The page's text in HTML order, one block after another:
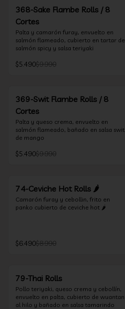
368-Sake Flambe Rolls / 8
Cortes
Palta y camarón furay, envuelto en
salmón flameado, cubierto en tartar de
salmón spicy y salsa teriyaki
$5.490$9.990
369-Swit Flambe Rolls / 8
Cortes
Palta y queso crema, envuelto en
salmón flameado, bañado en salsa swit
de mango
$5.490$9.990
74-Ceviche Hot Rolls 🌶️
Camarón furay y cebollin, frito en
panko cubierto de ceviche hot 🌶️
$6.490$8.990
79-Thai Rolls
Pollo teriyaki, queso crema y cebollín,
envuelto en palta, cubierto de wuantan
al hilo y bañado en salsa tamarindo